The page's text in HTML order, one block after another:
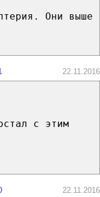
Они выше
22.11.2016
с этим
22.11.2016